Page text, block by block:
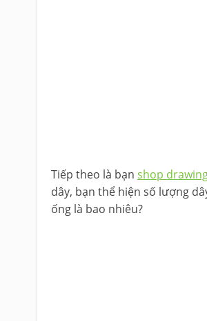
Tiếp theo là bạn shop
dây, bạn thể hiện số lượng
ống là bao nhiêu?